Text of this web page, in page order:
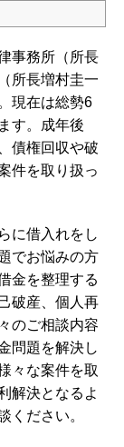
事務所（所長
所長増村圭一
現在は総勢6
す。
成年後
債権回収や破
件を取り扱っ
に借入れをし
でお悩みの方
金を整理する
破産、個人再
のご相談内容
問題を解決し
々な案件を取
解決となるよ
ください。